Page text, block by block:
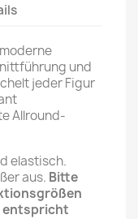
und
jeder Figur
Allround-
elastisch.
aus. Bitte
entspricht